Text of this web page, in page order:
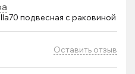
подвесная с раковиной
Оставить отзыв